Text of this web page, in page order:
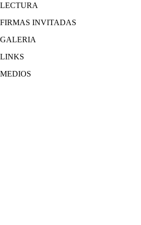
LECTURA
FIRMAS INVITADAS
GALERIA
LINKS
MEDIOS